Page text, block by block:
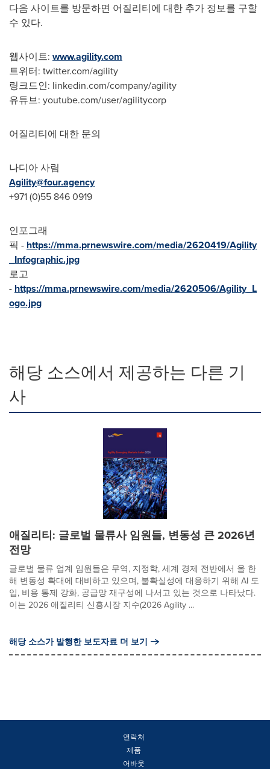
다음 사이트를 방문하면 어질리티에 대한 추가 정보를 구할
수 있다.
웹사이트: www.agility.com
트위터: twitter.com/agility
링크드인: linkedin.com/company/agility
유튜브: youtube.com/user/agilitycorp
어질리티에 대한 문의
나디아 사림
Agility@four.agency
+971 (0)55 846 0919
인포그래
픽 - https://mma.prnewswire.com/media/2620419/Agility
_Infographic.jpg
로고
- https://mma.prnewswire.com/media/2620506/Agility_L
ogo.jpg
해당 소스에서 제공하는 다른 기
사
애질리티: 글로벌 물류사 임원들, 변동성 큰 2026년
전망
글로벌 물류 업계 임원들은 무역, 지정학, 세계 경제 전반에서 올 한
해 변동성 확대에 대비하고 있으며, 불확실성에 대응하기 위해 AI 도
입, 비용 통제 강화, 공급망 재구성에 나서고 있는 것으로 나타났다.
이는 2026 애질리티 신흥시장 지수(2026 Agility ...
해당 소스가 발행한 보도자료 더 보기
연락처
제품
어바웃